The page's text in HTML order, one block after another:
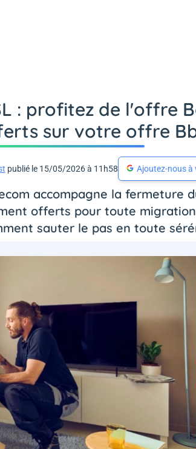
: profitez de l'offre
sur votre offre
publié le 15/05/2026 à 11h58 Ajoutez-nous à
accompagne la fermeture
offerts pour toute
sauter le pas en toute